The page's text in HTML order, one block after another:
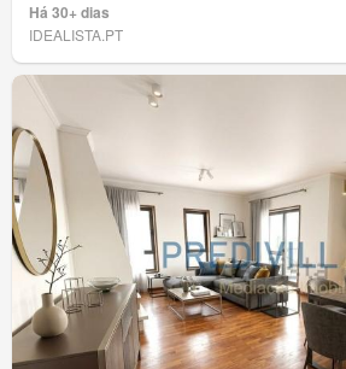
Há 30+ dias
IDEALISTA.PT